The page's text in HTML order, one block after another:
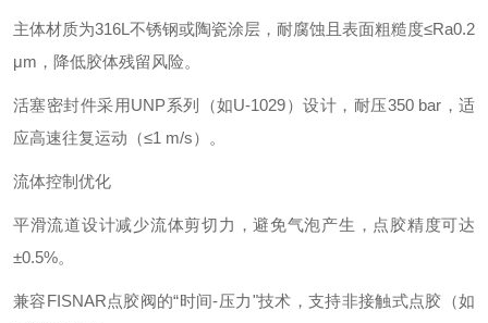
主体材质为316L不锈钢或陶瓷涂层，耐腐蚀且表面粗糙度≤Ra0.2
μm，降低胶体残留风险‌。
活塞密封件采用UNP系列（如U-1029）设计，耐压350 bar，适
应高速往复运动（≤1 m/s）‌。
流体控制优化‌
平滑流道设计减少流体剪切力，避免气泡产生，点胶精度可达
±0.5%‌。
兼容FISNAR点胶阀的“时间-压力"技术，支持非接触式点胶（如